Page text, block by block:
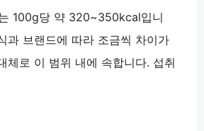
100g당 약 320~350kcal입니
과 브랜드에 따라 조금씩 차이가
체로 이 범위 내에 속합니다. 섭취